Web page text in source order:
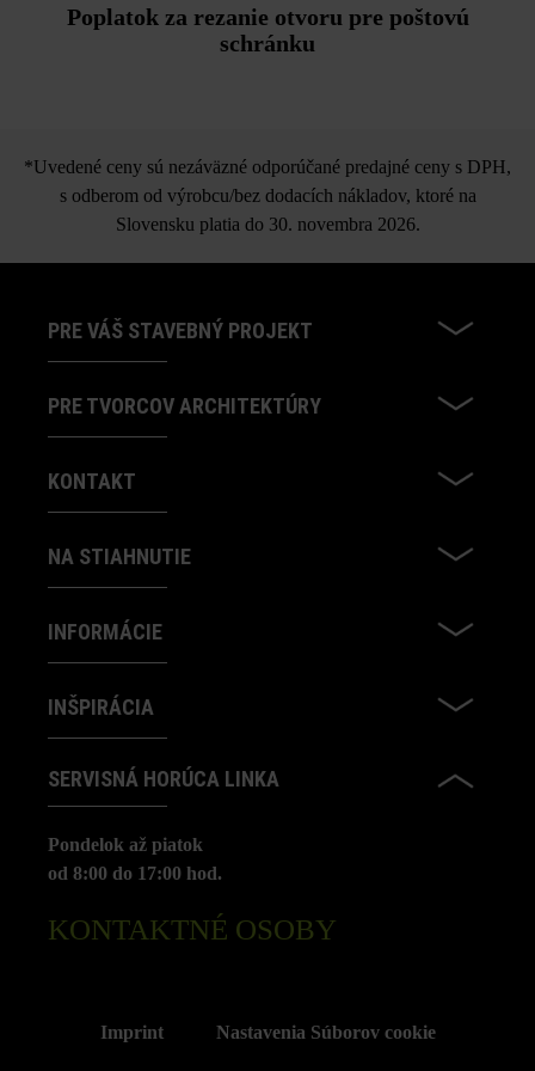
Poplatok za rezanie otvoru pre poštovú
schránku
*Uvedené ceny sú nezáväzné odporúčané predajné ceny s DPH,
s odberom od výrobcu/bez dodacích nákladov, ktoré na
Slovensku platia do 30. novembra 2026.
PRE VÁŠ STAVEBNÝ PROJEKT
PRE TVORCOV ARCHITEKTÚRY
KONTAKT
NA STIAHNUTIE
INFORMÁCIE
INŠPIRÁCIA
SERVISNÁ HORÚCA LINKA
Pondelok až piatok
od 8:00 do 17:00 hod.
KONTAKTNÉ OSOBY
Imprint Nastavenia Súborov cookie